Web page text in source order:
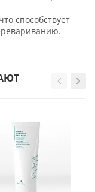
способствует